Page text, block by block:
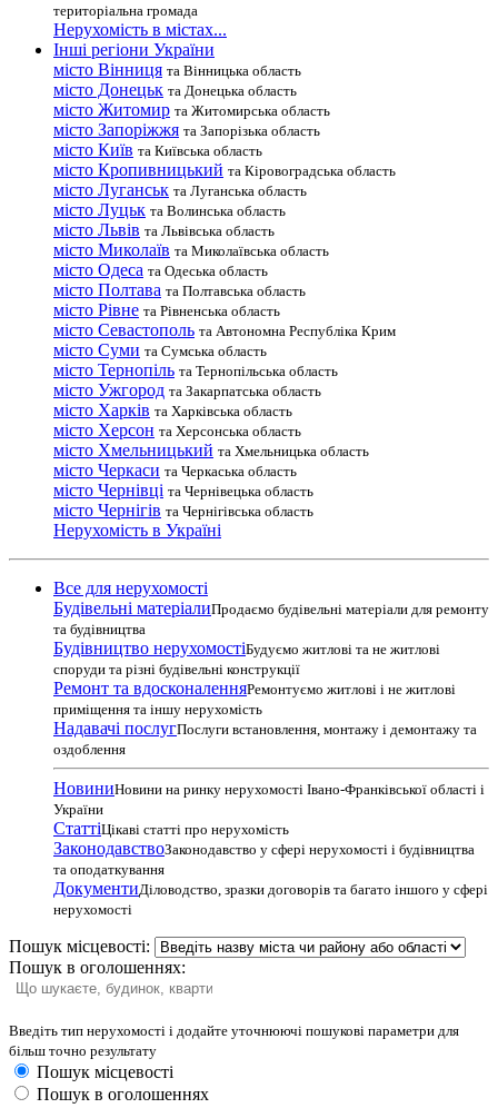
територіальна громада
Нерухомість в містах...
Інші регіони України
місто Вінниця та Вінницька область
місто Донецьк та Донецька область
місто Житомир та Житомирська область
місто Запоріжжя та Запорізька область
місто Київ та Київська область
місто Кропивницький та Кіровоградська область
місто Луганськ та Луганська область
місто Луцьк та Волинська область
місто Львів та Львівська область
місто Миколаїв та Миколаївська область
місто Одеса та Одеська область
місто Полтава та Полтавська область
місто Рівне та Рівненська область
місто Севастополь та Автономна Республіка Крим
місто Суми та Сумська область
місто Тернопіль та Тернопільська область
місто Ужгород та Закарпатська область
місто Харків та Харківська область
місто Херсон та Херсонська область
місто Хмельницький та Хмельницька область
місто Черкаси та Черкаська область
місто Чернівці та Чернівецька область
місто Чернігів та Чернігівська область
Нерухомість в Україні
Все для нерухомості
Будівельні матеріалиПродаємо будівельні матеріали для ремонту
та будівництва
Будівництво нерухомостіБудуємо житлові та не житлові
споруди та різні будівельні конструкції
Ремонт та вдосконаленняРемонтуємо житлові і не житлові
приміщення та іншу нерухомість
Надавачі послугПослуги встановлення, монтажу і демонтажу та
оздоблення
НовиниНовини на ринку нерухомості Івано-Франківської області і
України
СтаттіЦікаві статті про нерухомість
ЗаконодавствоЗаконодавство у сфері нерухомості і будівництва
та оподаткування
ДокументиДіловодство, зразки договорів та багато іншого у сфері
нерухомості
Пошук місцевості:
Пошук в оголошеннях:
Введіть тип нерухомості і додайте уточнюючі пошукові параметри для
більш точно результату
Пошук місцевості
Пошук в оголошеннях